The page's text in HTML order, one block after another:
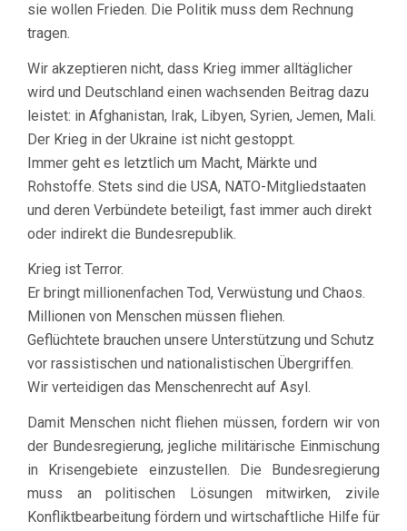
sie wollen Frieden. Die Politik muss dem Rechnung
tragen.
Wir akzeptieren nicht, dass Krieg immer alltäglicher
wird und Deutschland einen wachsenden Beitrag dazu
leistet: in Afghanistan, Irak, Libyen, Syrien, Jemen, Mali.
Der Krieg in der Ukraine ist nicht gestoppt.
Immer geht es letztlich um Macht, Märkte und
Rohstoffe. Stets sind die USA, NATO-Mitgliedstaaten
und deren Verbündete beteiligt, fast immer auch direkt
oder indirekt die Bundesrepublik.
Krieg ist Terror.
Er bringt millionenfachen Tod, Verwüstung und Chaos.
Millionen von Menschen müssen fliehen.
Geflüchtete brauchen unsere Unterstützung und Schutz
vor rassistischen und nationalistischen Übergriffen.
Wir verteidigen das Menschenrecht auf Asyl.
Damit Menschen nicht fliehen müssen, fordern wir von
der Bundesregierung, jegliche militärische Einmischung
in Krisengebiete einzustellen. Die Bundesregierung
muss an politischen Lösungen mitwirken, zivile
Konfliktbearbeitung fördern und wirtschaftliche Hilfe für